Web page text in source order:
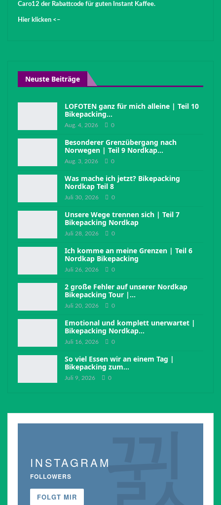
Caro12 der Rabattcode für guten Instant Kaffee.
Hier klicken <–
Neuste Beiträge
LOFOTEN ganz für mich alleine | Teil 10
Bikepacking…
Aug. 4, 2026 0
Besonderer Grenzübergang nach
Norwegen | Teil 9 Nordkap…
Aug. 3, 2026 0
Was mache ich jetzt? Bikepacking
Nordkap Teil 8
Juli 30, 2026 0
Unsere Wege trennen sich | Teil 7
Bikepacking Nordkap
Juli 28, 2026 0
Ich komme an meine Grenzen | Teil 6
Nordkap Bikepacking
Juli 26, 2026 0
2 große Fehler auf unserer Nordkap
Bikepacking Tour |…
Juli 20, 2026 0
Emotional und komplett unerwartet |
Bikepacking Nordkap…
Juli 16, 2026 0
So viel Essen wir an einem Tag |
Bikepacking zum…
Juli 9, 2026 0
INSTAGRAM
FOLLOWERS
FOLGT MIR